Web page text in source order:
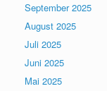
September 2025
August 2025
Juli 2025
Juni 2025
Mai 2025